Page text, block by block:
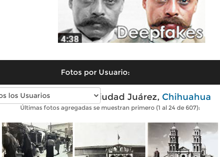
Fotos por Usuario:
Fotos antiguas de Ciudad Juárez, Chihuahua
Últimas fotos agregadas se muestran primero (1 al 24 de 607):